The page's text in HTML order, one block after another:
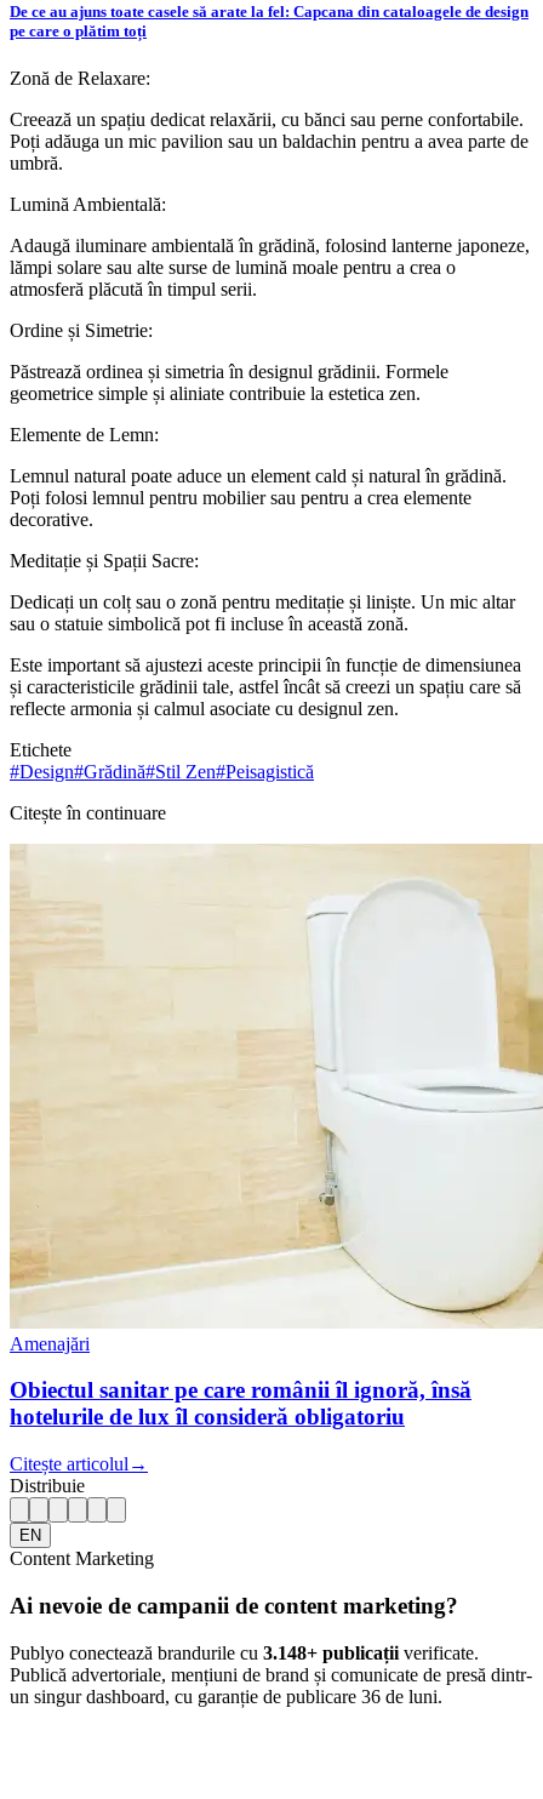
De ce au ajuns toate casele să arate la fel: Capcana din cataloagele de design
pe care o plătim toți
Zonă de Relaxare:
Creează un spațiu dedicat relaxării, cu bănci sau perne confortabile.
Poți adăuga un mic pavilion sau un baldachin pentru a avea parte de
umbră.
Lumină Ambientală:
Adaugă iluminare ambientală în grădină, folosind lanterne japoneze,
lămpi solare sau alte surse de lumină moale pentru a crea o
atmosferă plăcută în timpul serii.
Ordine și Simetrie:
Păstrează ordinea și simetria în designul grădinii. Formele
geometrice simple și aliniate contribuie la estetica zen.
Elemente de Lemn:
Lemnul natural poate aduce un element cald și natural în grădină.
Poți folosi lemnul pentru mobilier sau pentru a crea elemente
decorative.
Meditație și Spații Sacre:
Dedicați un colț sau o zonă pentru meditație și liniște. Un mic altar
sau o statuie simbolică pot fi incluse în această zonă.
Este important să ajustezi aceste principii în funcție de dimensiunea
și caracteristicile grădinii tale, astfel încât să creezi un spațiu care să
reflecte armonia și calmul asociate cu designul zen.
Etichete
#Design#Grădină#Stil Zen#Peisagistică
Citește în continuare
Amenajări
Obiectul sanitar pe care românii îl ignoră, însă
hotelurile de lux îl consideră obligatoriu
Citește articolul →
Distribuie
EN
Content Marketing
Ai nevoie de campanii de content marketing?
Publyo conectează brandurile cu 3.148+ publicații verificate.
Publică advertoriale, mențiuni de brand și comunicate de presă dintr-
un singur dashboard, cu garanție de publicare 36 de luni.